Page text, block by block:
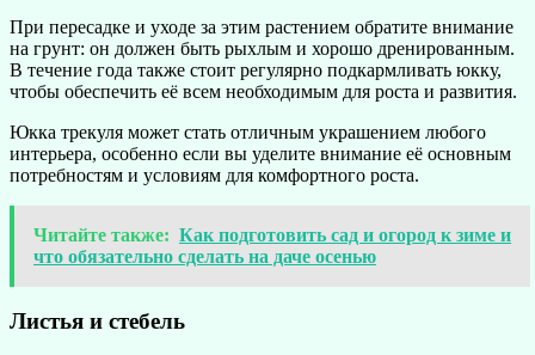
При пересадке и уходе за этим растением обратите внимание
на грунт: он должен быть рыхлым и хорошо дренированным.
В течение года также стоит регулярно подкармливать юкку,
чтобы обеспечить её всем необходимым для роста и развития.
Юкка трекуля может стать отличным украшением любого
интерьера, особенно если вы уделите внимание её основным
потребностям и условиям для комфортного роста.
Читайте также: Как подготовить сад и огород к зиме и
что обязательно сделать на даче осенью
Листья и стебель